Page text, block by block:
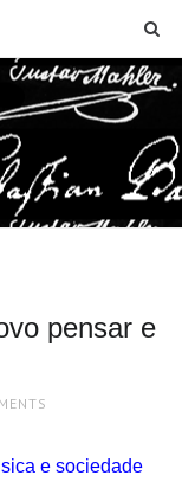
pensar e
e sociedade